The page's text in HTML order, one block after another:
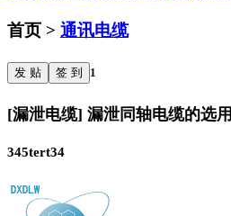
首页 > 通讯电缆
发 贴 签 到 1
[漏泄电缆] 漏泄同轴电缆的选用
345tert34